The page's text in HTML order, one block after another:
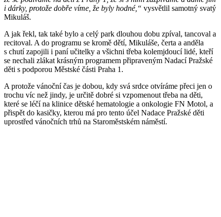
i dárky, protože dobře víme, že byly hodné,“ vysvětlil samotný svatý
Mikuláš.
A jak řekl, tak také bylo a celý park dlouhou dobu zpíval, tancoval a
recitoval. A do programu se kromě dětí, Mikuláše, čerta a anděla
s chutí zapojili i paní učitelky a všichni třeba kolemjdoucí lidé, kteří
se nechali zlákat krásným programem připraveným Nadací Pražské
děti s podporou Městské části Praha 1.
A protože vánoční čas je dobou, kdy svá srdce otvíráme přeci jen o
trochu víc než jindy, je určitě dobré si vzpomenout třeba na děti,
které se léčí na klinice dětské hematologie a onkologie FN Motol, a
přispět do kasičky, kterou má pro tento účel Nadace Pražské děti
uprostřed vánočních trhů na Staroměstském náměstí.